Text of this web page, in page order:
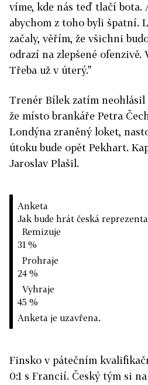
víme, kde nás teď tlačí bota.
abychom z toho byli špatní.
začaly, věřím, že všichni
odrazí na zlepšené ofenzivě.
Třeba už v úterý."
Trenér Bílek zatím neohlásil
že místo brankáře Petra
Londýna zraněný loket,
útoku bude opět Pekhart.
Jaroslav Plašil.
Anketa
Jak bude hrát česká
Remizuje
31 %
Prohraje
24 %
Vyhraje
45 %
Anketa je uzavřena.
Finsko v pátečním
0:1 s Francií. Český tým si